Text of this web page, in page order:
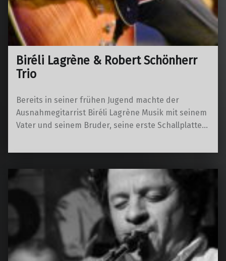
Biréli Lagrène & Robert Schönherr
Trio
Bereits in seiner frühen Jugend machte der
Ausnahmegitarrist Biréli Lagrène Musik mit seinem
Vater und seinem Bruder, seine erste Schallplatte…